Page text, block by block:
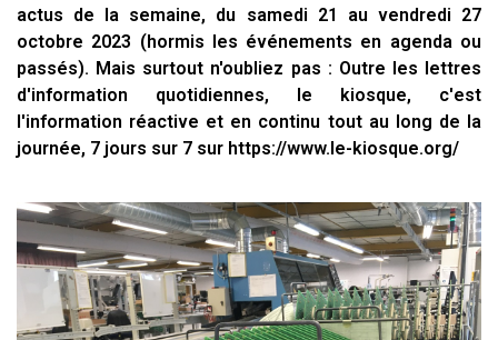
actus de la semaine, du samedi 21 au vendredi 27
octobre 2023 (hormis les événements en agenda ou
passés). Mais surtout n'oubliez pas : Outre les lettres
d'information quotidiennes, le kiosque, c'est
l'information réactive et en continu tout au long de la
journée, 7 jours sur 7 sur https://www.le-kiosque.org/